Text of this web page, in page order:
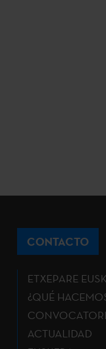
CONTACTO
ETXEPARE
¿QUÉ
ACTUALIDAD